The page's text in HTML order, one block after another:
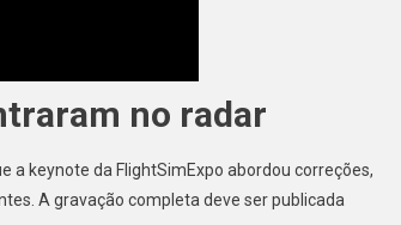
no radar
a keynote da FlightSimExpo abordou correções,
A gravação completa deve ser publicada